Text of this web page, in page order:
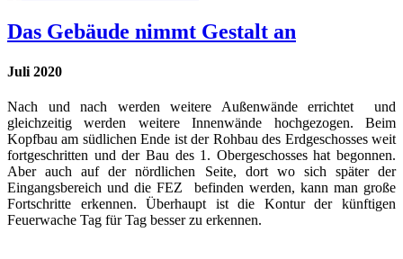
Das Gebäude nimmt Gestalt an
Juli 2020
Nach und nach werden weitere Außenwände errichtet und
gleichzeitig werden weitere Innenwände hochgezogen. Beim
Kopfbau am südlichen Ende ist der Rohbau des Erdgeschosses weit
fortgeschritten und der Bau des 1. Obergeschosses hat begonnen.
Aber auch auf der nördlichen Seite, dort wo sich später der
Eingangsbereich und die FEZ befinden werden, kann man große
Fortschritte erkennen. Überhaupt ist die Kontur der künftigen
Feuerwache Tag für Tag besser zu erkennen.